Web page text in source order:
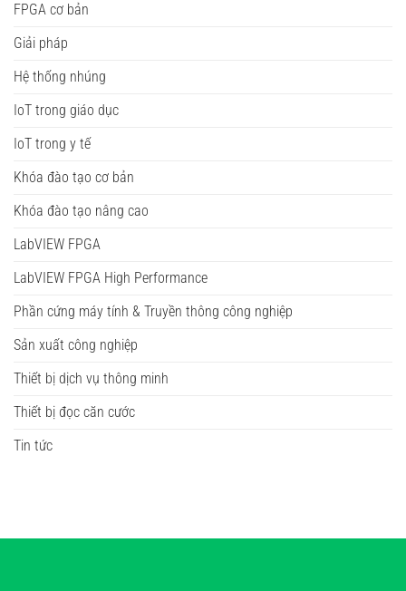
FPGA cơ bản
Giải pháp
Hệ thống nhúng
IoT trong giáo dục
IoT trong y tế
Khóa đào tạo cơ bản
Khóa đào tạo nâng cao
LabVIEW FPGA
LabVIEW FPGA High Performance
Phần cứng máy tính & Truyền thông công nghiệp
Sản xuất công nghiệp
Thiết bị dịch vụ thông minh
Thiết bị đọc căn cước
Tin tức